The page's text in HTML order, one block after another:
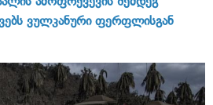
ვულკანური ფერფლისგან